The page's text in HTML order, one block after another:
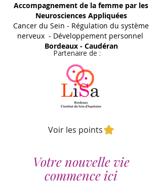
Accompagnement de la femme par les
Neurosciences Appliquées
Cancer du Sein - Régulation du système
nerveux - Développement personnel
Bordeaux - Caudéran
Partenaire de :
Voir les points
Votre nouvelle vie
commence ici